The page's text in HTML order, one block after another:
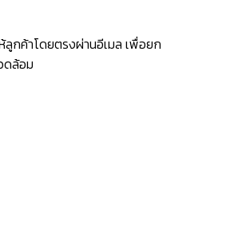
กค้าโดยตรงผ่านอีเมล เพื่อยก
ดล้อม